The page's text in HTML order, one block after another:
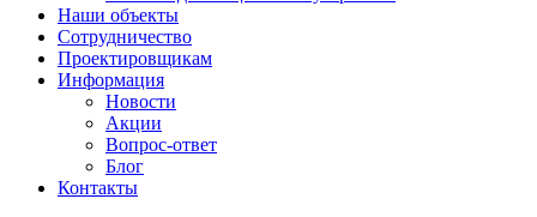
Наши объекты
Сотрудничество
Проектировщикам
Информация
Новости
Акции
Вопрос-ответ
Блог
Контакты